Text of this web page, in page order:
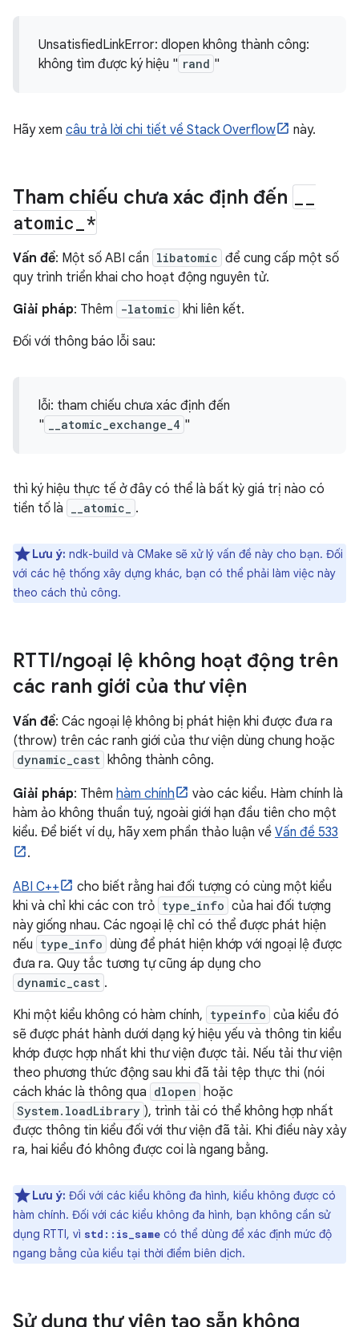
UnsatisfiedLinkError: dlopen không thành công:
không tìm được ký hiệu " rand "
Hãy xem câu trả lời chi tiết về Stack Overflow này.
Tham chiếu chưa xác định đến
atomic *
Vấn đề: Một số ABI cần libatomic để cung cấp một số
quy trình triển khai cho hoạt động nguyên tử.
Giải pháp: Thêm -latomic khi liên kết.
Đối với thông báo lỗi sau:
lỗi: tham chiếu chưa xác định đến
"
__atomic_exchange_4 "
thì ký hiệu thực tế ở đây có thể là bất kỳ giá trị nào có
tiền tố là
__atomic_ .
Lưu ý: ndk-build và CMake sẽ xử lý vấn đề này cho bạn. Đối
với các hệ thống xây dựng khác, bạn có thể phải làm việc này
theo cách thủ công.
RTTI/ngoại lệ không hoạt động trên
các ranh giới của thư viện
Vấn đề: Các ngoại lệ không bị phát hiện khi được đưa ra
(throw) trên các ranh giới của thư viện dùng chung hoặc
dynamic_cast không thành công.
Giải pháp: Thêm hàm chính
vào các kiểu. Hàm chính là
hàm ảo không thuần tuý, ngoài giới hạn đầu tiên cho một
kiểu. Để biết ví dụ, hãy xem phần thảo luận về Vấn đề 533
.
ABI C++
cho biết rằng hai đối tượng có cùng một kiểu
khi và chỉ khi các con trỏ type_info của hai đối tượng
này giống nhau. Các ngoại lệ chỉ có thể được phát hiện
nếu type_info dùng để phát hiện khớp với ngoại lệ được
đưa ra. Quy tắc tương tự cũng áp dụng cho
dynamic_cast .
Khi một kiểu không có hàm chính, typeinfo của kiểu đó
sẽ được phát hành dưới dạng ký hiệu yếu và thông tin kiểu
khớp được hợp nhất khi thư viện được tải. Nếu tải thư viện
theo phương thức động sau khi đã tải tệp thực thi (nói
cách khác là thông qua dlopen hoặc
System.loadLibrary ), trình tải có thể không hợp nhất
được thông tin kiểu đối với thư viện đã tải. Khi điều này xảy
ra, hai kiểu đó không được coi là ngang bằng.
Lưu ý: Đối với các kiểu không đa hình, kiểu không được có
hàm chính. Đối với các kiểu không đa hình, bạn không cần sử
dụng RTTI, vì std::is_same có thể dùng để xác định mức độ
ngang bằng của kiểu tại thời điểm biên dịch.
Sử dụng thư viện tạo sẵn không